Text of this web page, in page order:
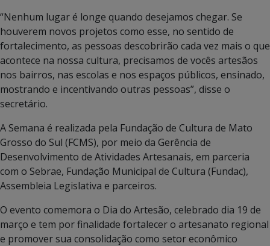
“Nenhum lugar é longe quando desejamos chegar. Se
houverem novos projetos como esse, no sentido de
fortalecimento, as pessoas descobrirão cada vez mais o que
acontece na nossa cultura, precisamos de vocês artesãos
nos bairros, nas escolas e nos espaços públicos, ensinado,
mostrando e incentivando outras pessoas”, disse o
secretário.
A Semana é realizada pela Fundação de Cultura de Mato
Grosso do Sul (FCMS), por meio da Gerência de
Desenvolvimento de Atividades Artesanais, em parceria
com o Sebrae, Fundação Municipal de Cultura (Fundac),
Assembleia Legislativa e parceiros.
O evento comemora o Dia do Artesão, celebrado dia 19 de
março e tem por finalidade fortalecer o artesanato regional
e promover sua consolidação como setor econômico